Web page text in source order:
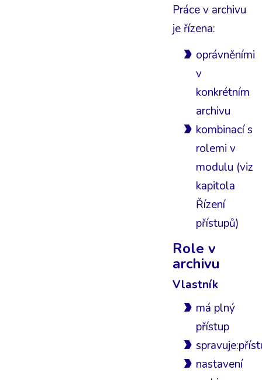
Práce v archivu
je řízena:
oprávněními
v
konkrétním
archivu
kombinací s
rolemi v
modulu (viz
kapitola
Řízení
přístupů)
Role v
archivu
Vlastník
má plný
přístup
nastavení